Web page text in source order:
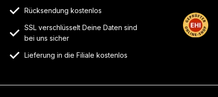
Rücksendung kostenlos
SSL verschlüsselt Deine Daten sind
bei uns sicher
Lieferung in die Filiale kostenlos